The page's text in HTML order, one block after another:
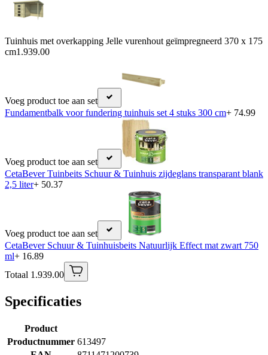
Tuinhuis met overkapping Jelle vurenhout geïmpregneerd 370 x 175
cm1.939.00
Voeg product toe aan set
Fundamentbalk voor fundering tuinhuis set 4 stuks 300 cm+ 74.99
Voeg product toe aan set
CetaBever Tuinbeits Schuur & Tuinhuis zijdeglans transparant blank
2,5 liter+ 50.37
Voeg product toe aan set
CetaBever Schuur & Tuinhuisbeits Natuurlijk Effect mat zwart 750
ml+ 16.89
Totaal 1.939.00
Specificaties
Product
Productnummer 613497